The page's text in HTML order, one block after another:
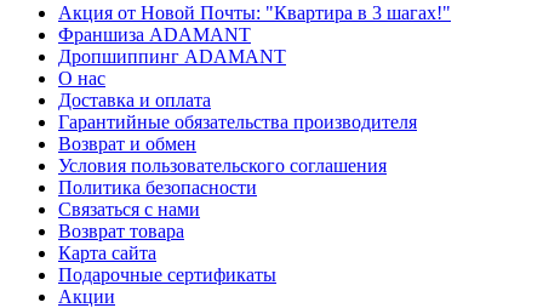
Акция от Новой Почты: "Квартира в 3 шагах!"
Франшиза ADAMANT
Дропшиппинг ADAMANT
О нас
Доставка и оплата
Гарантийные обязательства производителя
Возврат и обмен
Условия пользовательского соглашения
Политика безопасности
Связаться с нами
Возврат товара
Карта сайта
Подарочные сертификаты
Акции